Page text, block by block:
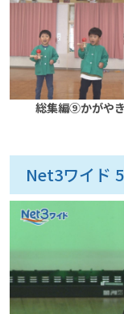
総集編⑨かがや
Net3ワイド